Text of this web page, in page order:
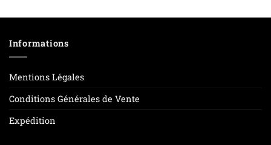
Informations
Mentions Légales
Conditions Générales de Vente
Expédition